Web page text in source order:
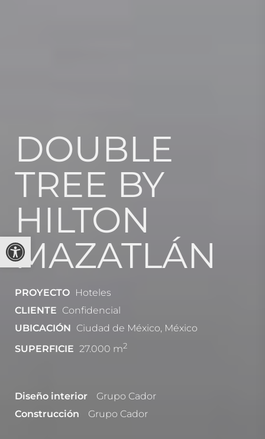
Abrir barra de herramientas
DOUBLE
TREE BY
HILTON
MAZATLÁN
PROYECTO Hoteles
CLIENTE Confidencial
UBICACIÓN Ciudad de México, México
SUPERFICIE 27.000 m2
Diseño interior
Grupo Cador
Construcción
Grupo Cador